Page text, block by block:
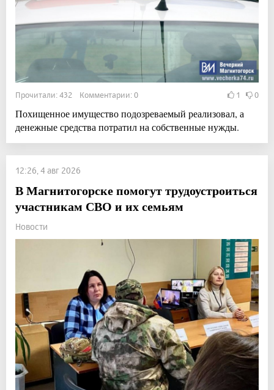
Прочитали: 432 Комментарии: 0 1 0
Похищенное имущество подозреваемый реализовал, а
денежные средства потратил на собственные нужды.
12:26, 4 авг 2026
В Магнитогорске помогут трудоустроиться
участникам СВО и их семьям
Новости